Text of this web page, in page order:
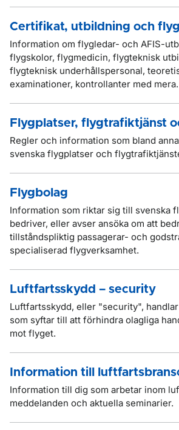
Certifikat, utbildning och
Information om flygledar- och AFIS-
flygskolor, flygmedicin, flygteknisk
flygteknisk underhållspersonal,
examinationer, kontrollanter med mera.
Flygplatser, flygtrafiktjänst
Regler och information som bland
svenska flygplatser och
Flygbolag
Information som riktar sig till svenska
bedriver, eller avser ansöka om att
tillståndspliktig passagerar- och
specialiserad flygverksamhet.
Luftfartsskydd – security
Luftfartsskydd, eller "security",
som syftar till att förhindra olagliga
mot flyget.
Information till
Information till dig som arbetar inom
meddelanden och aktuella seminarier.